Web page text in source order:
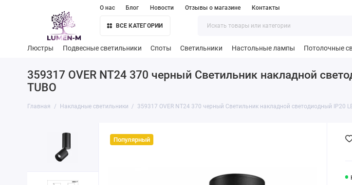
О нас Блог Новости Отзывы о магазине Контакты
ВСЕ КАТЕГОРИИ
Люстры Подвесные светильники Споты Светильники Настольные лампы Потолочные
359317 OVER NT24 370 черный Светильник накладной
TUBO
Главная Накладные светильники 359317 OVER NT24 370 черный Светильник накладной светодиодный IP20
Популярный